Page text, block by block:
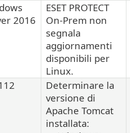
2016
ESET PROTECT
On-Prem non
segnala
aggiornamenti
disponibili per
Linux.
Determinare la
versione di
Apache Tomcat
installata: